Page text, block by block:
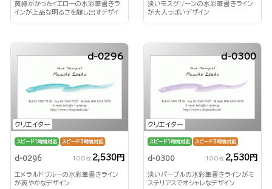
黄緑がかったイエローの水彩筆書きラ
インが上品な明るさを醸し出すデザイ
淡いモスグリーンの水彩筆書きライン
が大人っぽいデザイン
クリエイター
d-0296
スピード1時間対応 スピード3時間対応
d-0296 100枚 2,530円
エメラルドブルーの水彩筆書きライン
が爽やかなデザイン
クリエイター
d-0300
スピード1時間対応 スピード3時間対応
d-0300 100枚 2,530円
淡いパープルの水彩筆書きラインがミ
ステリアスでオシャレなデザイン